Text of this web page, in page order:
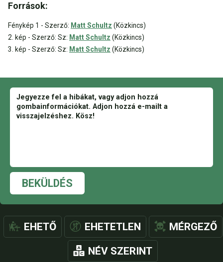
Források:
Fénykép 1 - Szerző: Matt Schultz (Közkincs)
2. kép - Szerző: Sz: Matt Schultz (Közkincs)
3. kép - Szerző: Sz: Matt Schultz (Közkincs)
BEKÜLDÉS
EHETŐ EHETETLEN MÉRGEZŐ
NÉV SZERINT